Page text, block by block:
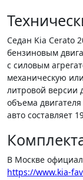
Седан Kia Cerato
бензиновым
с силовым
механическую
литровой версии
объема
авто составляет
В Москве
https://www.kia-